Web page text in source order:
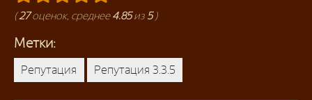
(27оценок, среднее4.85из 5)
Метки:
Репутация Репутация 3.3.5